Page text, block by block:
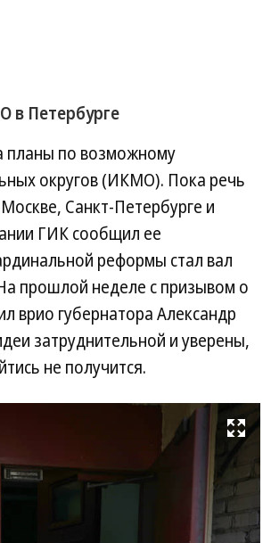
в Петербурге
планы по возможному
округов (ИКМО). Пока речь
Санкт-Петербурге и
ГИК сообщил ее
реформы стал вал
прошлой неделе с призывом о
врио губернатора Александр
затруднительной и уверены,
не получится.
Развернуть на весь экран